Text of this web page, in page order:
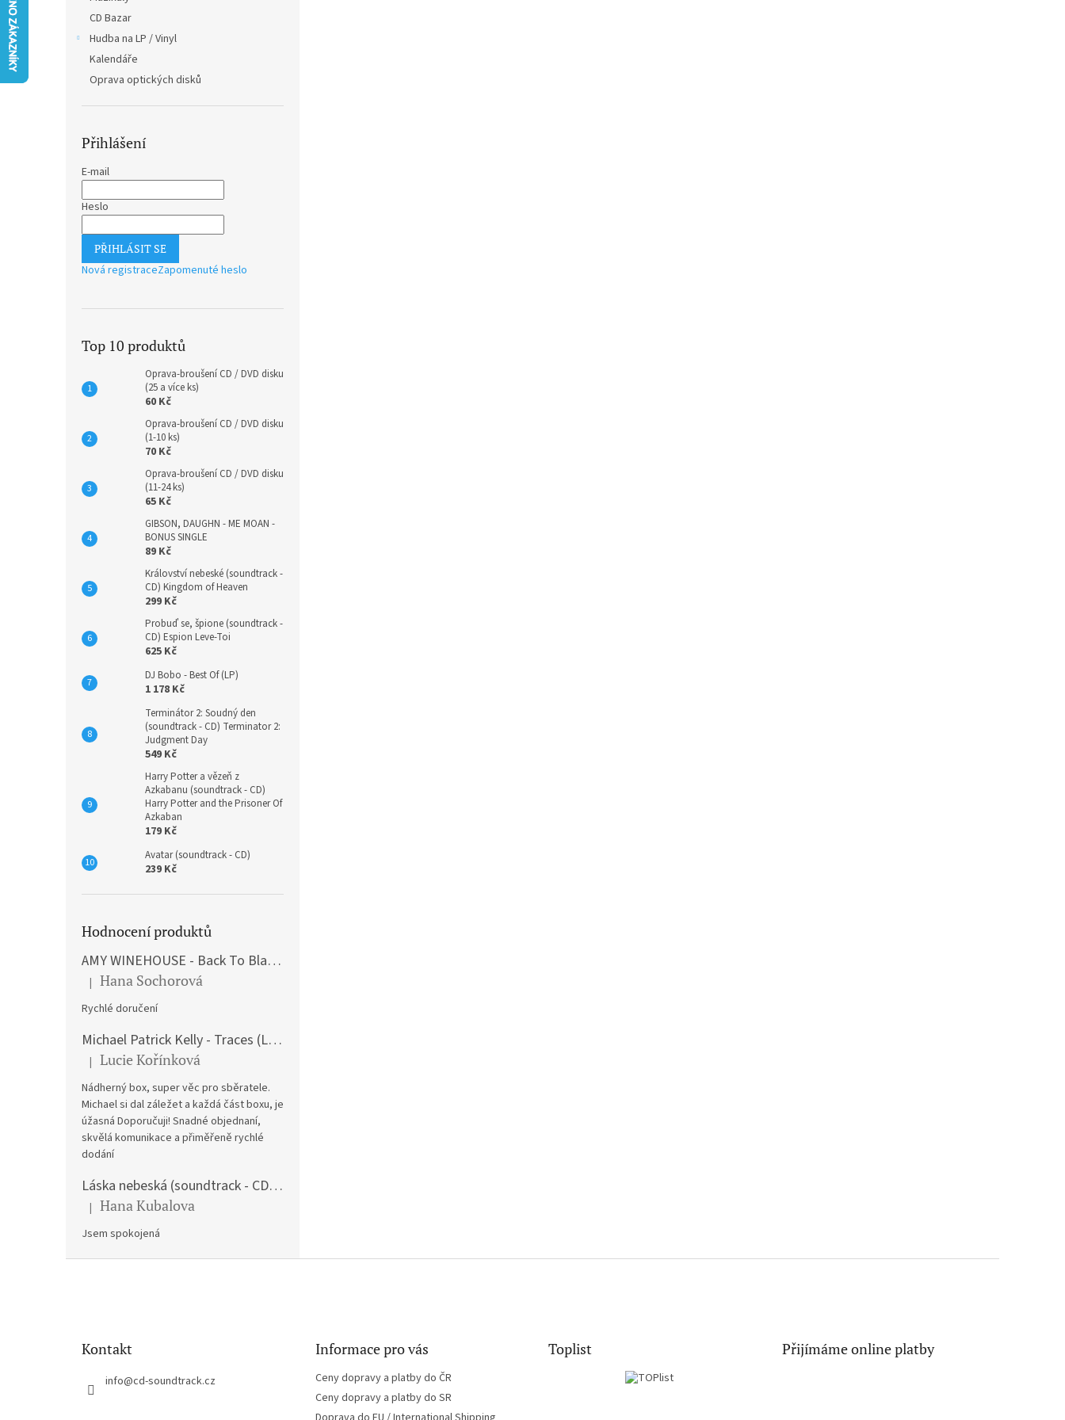
CD Bazar
Hudba na LP / Vinyl
Kalendáře
Oprava optických disků
Přihlášení
E-mail
Heslo
PŘIHLÁSIT SE
Nová registraceZapomenuté heslo
Top 10 produktů
Oprava-broušení CD / DVD disku
(25 a více ks)
60 Kč
Oprava-broušení CD / DVD disku
(1-10 ks)
70 Kč
Oprava-broušení CD / DVD disku
(11-24 ks)
65 Kč
GIBSON, DAUGHN - ME MOAN -
BONUS SINGLE
89 Kč
Království nebeské (soundtrack -
CD) Kingdom of Heaven
299 Kč
Probuď se, špione (soundtrack -
CD) Espion Leve-Toi
625 Kč
DJ Bobo - Best Of (LP)
1 178 Kč
Terminátor 2: Soudný den
(soundtrack - CD) Terminator 2:
Judgment Day
549 Kč
Harry Potter a vězeň z
Azkabanu (soundtrack - CD)
Harry Potter and the Prisoner Of
Azkaban
179 Kč
Avatar (soundtrack - CD)
239 Kč
Hodnocení produktů
AMY WINEHOUSE - Back To Black (LP)
Hodnocení produktu je 5 z 5 hvězdiček.
| Hana Sochorová
Rychlé doručení
Michael Patrick Kelly - Traces (Limited Edition) (Premium Box-Set) (LP)
Hodnocení produktu je 5 z 5 hvězdiček.
| Lucie Kořínková
Nádherný box, super věc pro sběratele.
Michael si dal záležet a každá část boxu, je
úžasná Doporučuji! Snadné objednaní,
skvělá komunikace a přiměřeně rychlé
dodání
Láska nebeská (soundtrack - CD) Love Actually
Hodnocení produktu je 5 z 5 hvězdiček.
| Hana Kubalova
Jsem spokojená
Kontakt
info@cd-soundtrack.cz
Informace pro vás
Ceny dopravy a platby do ČR
Ceny dopravy a platby do SR
Toplist Přijímáme online platby